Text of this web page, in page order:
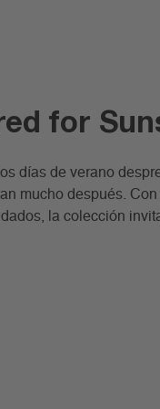
for
días de verano
mucho después. Con
la colección